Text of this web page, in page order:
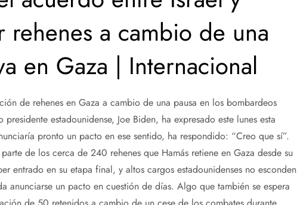
rehenes a cambio de una
en Gaza | Internacional
de rehenes en Gaza a cambio de una pausa en los bombardeos
estadounidense, Joe Biden, ha expresado este lunes esta
pronto un pacto en ese sentido, ha respondido: “Creo que sí”.
de los cerca de 240 rehenes que Hamás retiene en Gaza desde su
entrado en su etapa final, y altos cargos estadounidenses no esconden
anunciarse un pacto en cuestión de días. Algo que también se espera